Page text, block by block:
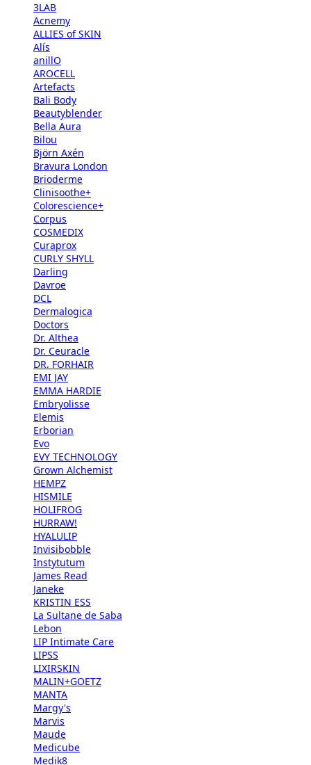
3LAB
Acnemy
ALLIES of SKIN
Alís
anillO
AROCELL
Artefacts
Bali Body
Beautyblender
Bella Aura
Bilou
Björn Axén
Bravura London
Brioderme
Clinisoothe+
Colorescience+
Corpus
COSMEDIX
Curaprox
CURLY SHYLL
Darling
Davroe
DCL
Dermalogica
Doctors
Dr. Althea
Dr. Ceuracle
DR. FORHAIR
EMI JAY
EMMA HARDIE
Embryolisse
Elemis
Erborian
Evo
EVY TECHNOLOGY
Grown Alchemist
HEMPZ
HISMILE
HOLIFROG
HURRAW!
HYALULIP
Invisibobble
Instytutum
James Read
Janeke
KRISTIN ESS
La Sultane de Saba
Lebon
LIP Intimate Care
LIPSS
LIXIRSKIN
MALIN+GOETZ
MANTA
Margy's
Marvis
Maude
Medicube
Medik8